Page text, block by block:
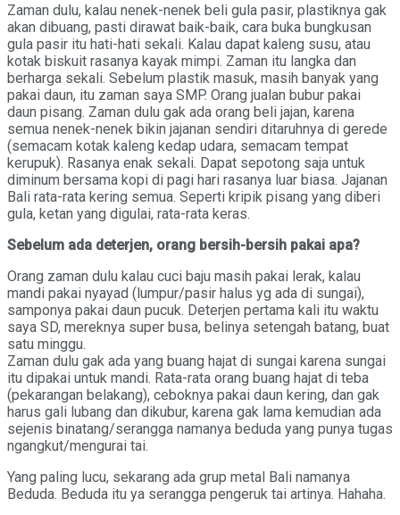
Zaman dulu, kalau nenek-nenek beli gula pasir, plastiknya gak
akan dibuang, pasti dirawat baik-baik, cara buka bungkusan
gula pasir itu hati-hati sekali. Kalau dapat kaleng susu, atau
kotak biskuit rasanya kayak mimpi. Zaman itu langka dan
berharga sekali. Sebelum plastik masuk, masih banyak yang
pakai daun, itu zaman saya SMP. Orang jualan bubur pakai
daun pisang. Zaman dulu gak ada orang beli jajan, karena
semua nenek-nenek bikin jajanan sendiri ditaruhnya di gerede
(semacam kotak kaleng kedap udara, semacam tempat
kerupuk). Rasanya enak sekali. Dapat sepotong saja untuk
diminum bersama kopi di pagi hari rasanya luar biasa. Jajanan
Bali rata-rata kering semua. Seperti kripik pisang yang diberi
gula, ketan yang digulai, rata-rata keras.
Sebelum ada deterjen, orang bersih-bersih pakai apa?
Orang zaman dulu kalau cuci baju masih pakai lerak, kalau
mandi pakai nyayad (lumpur/pasir halus yg ada di sungai),
samponya pakai daun pucuk. Deterjen pertama kali itu waktu
saya SD, mereknya super busa, belinya setengah batang, buat
satu minggu.
Zaman dulu gak ada yang buang hajat di sungai karena sungai
itu dipakai untuk mandi. Rata-rata orang buang hajat di teba
(pekarangan belakang), ceboknya pakai daun kering, dan gak
harus gali lubang dan dikubur, karena gak lama kemudian ada
sejenis binatang/serangga namanya beduda yang punya tugas
ngangkut/mengurai tai.
Yang paling lucu, sekarang ada grup metal Bali namanya
Beduda. Beduda itu ya serangga pengeruk tai artinya. Hahaha.